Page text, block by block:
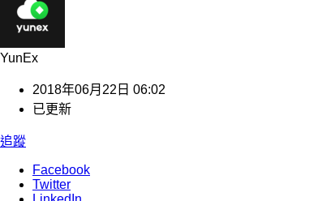
YunEx
2018年06月22日 06:02
已更新
追蹤
Facebook
Twitter